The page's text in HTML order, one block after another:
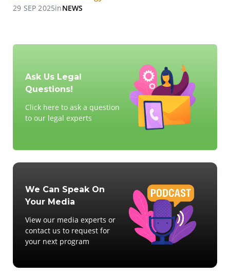
29 SEP 2025inNEWS
Ask Us Legal
Questions!
Click here to ask a question
to our legal experts
We Can Speak On
Your Media
View our media experts or
contact us to request for
your next program